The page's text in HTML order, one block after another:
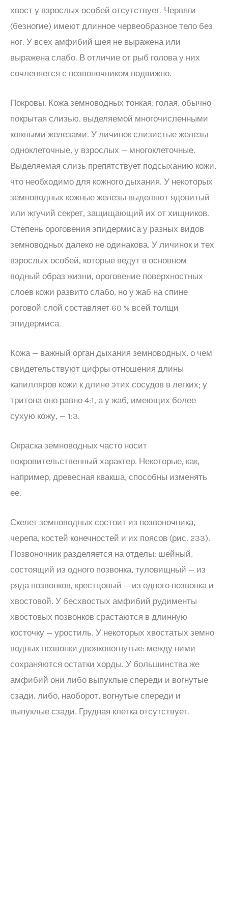
хвост у взрослых особей отсутствует. Червяги
(безногие) имеют длинное червеобразное тело без
ног. У всех амфибий шея не выражена или
выражена слабо. В отличие от рыб голова у них
сочленяется с позвоночником подвижно.
Покровы. Кожа земноводных тонкая, голая, обычно
покрытая слизью, выделяемой многочисленными
кожными железами. У личинок слизистые железы
одноклеточные, у взрослых — многоклеточные.
Выделяемая слизь препятствует подсыханию кожи,
что необходимо для кожного дыхания. У некоторых
земноводных кожные железы выделяют ядовитый
или жгучий секрет, защищающий их от хищников.
Степень ороговения эпидермиса у разных видов
земноводных далеко не одинакова. У личинок и тех
взрослых особей, которые ведут в основном
водный образ жизни, ороговение поверхностных
слоев кожи развито слабо, но у жаб на спине
роговой слой составляет 60 % всей толщи
эпидермиса.
Кожа — важный орган дыхания земноводных, о чем
свидетельствуют цифры отношения длины
капилляров кожи к длине этих сосудов в легких; у
тритона оно равно 4:1, а у жаб, имеющих более
сухую кожу, — 1:3.
Окраска земноводных часто носит
покровительственный характер. Некоторые, как,
например, древесная квакша, способны изменять
ее.
Скелет земноводных состоит из позвоночника,
черепа, костей конечностей и их поясов (рис. 233).
Позвоночник разделяется на отделы: шейный,
состоящий из одного позвонка, туловищный — из
ряда позвонков, крестцовый — из одного позвонка и
хвостовой. У бесхвостых амфибий рудименты
хвостовых позвонков срастаются в длинную
косточку — уростиль. У некоторых хвостатых земно
водных позвонки двояковогнутые: между ними
сохраняются остатки хорды. У большинства же
амфибий они либо выпуклые спереди и вогнутые
сзади, либо, наоборот, вогнутые спереди и
выпуклые сзади. Грудная клетка отсутствует.